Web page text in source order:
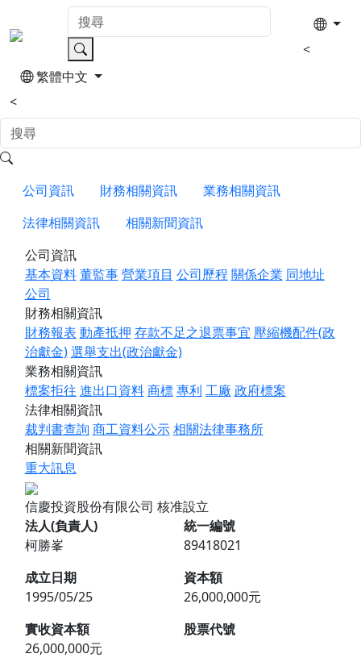
<
繁體中文
<
公司資訊 財務相關資訊
業務相關資訊
法律相關資訊
相關新聞資訊
公司資訊
基本資料董監事營業項目 公司歷程 關係企業 同地址
公司
財務相關資訊
財務報表 動產抵押 存款不足之退票事宜 壓縮機配件(政
治獻金)選舉支出(政治獻金)
業務相關資訊
標案拒往 進出口資料商標專利 工廠 政府標案
法律相關資訊
裁判書查詢 商工資料公示相關法律事務所
相關新聞資訊
重大訊息
信慶投資股份有限公司 核准設立
法人(負責人)
柯勝峯
統一編號
89418021
成立日期
1995/05/25
資本額
26,000,000元
實收資本額
26,000,000元
股票代號